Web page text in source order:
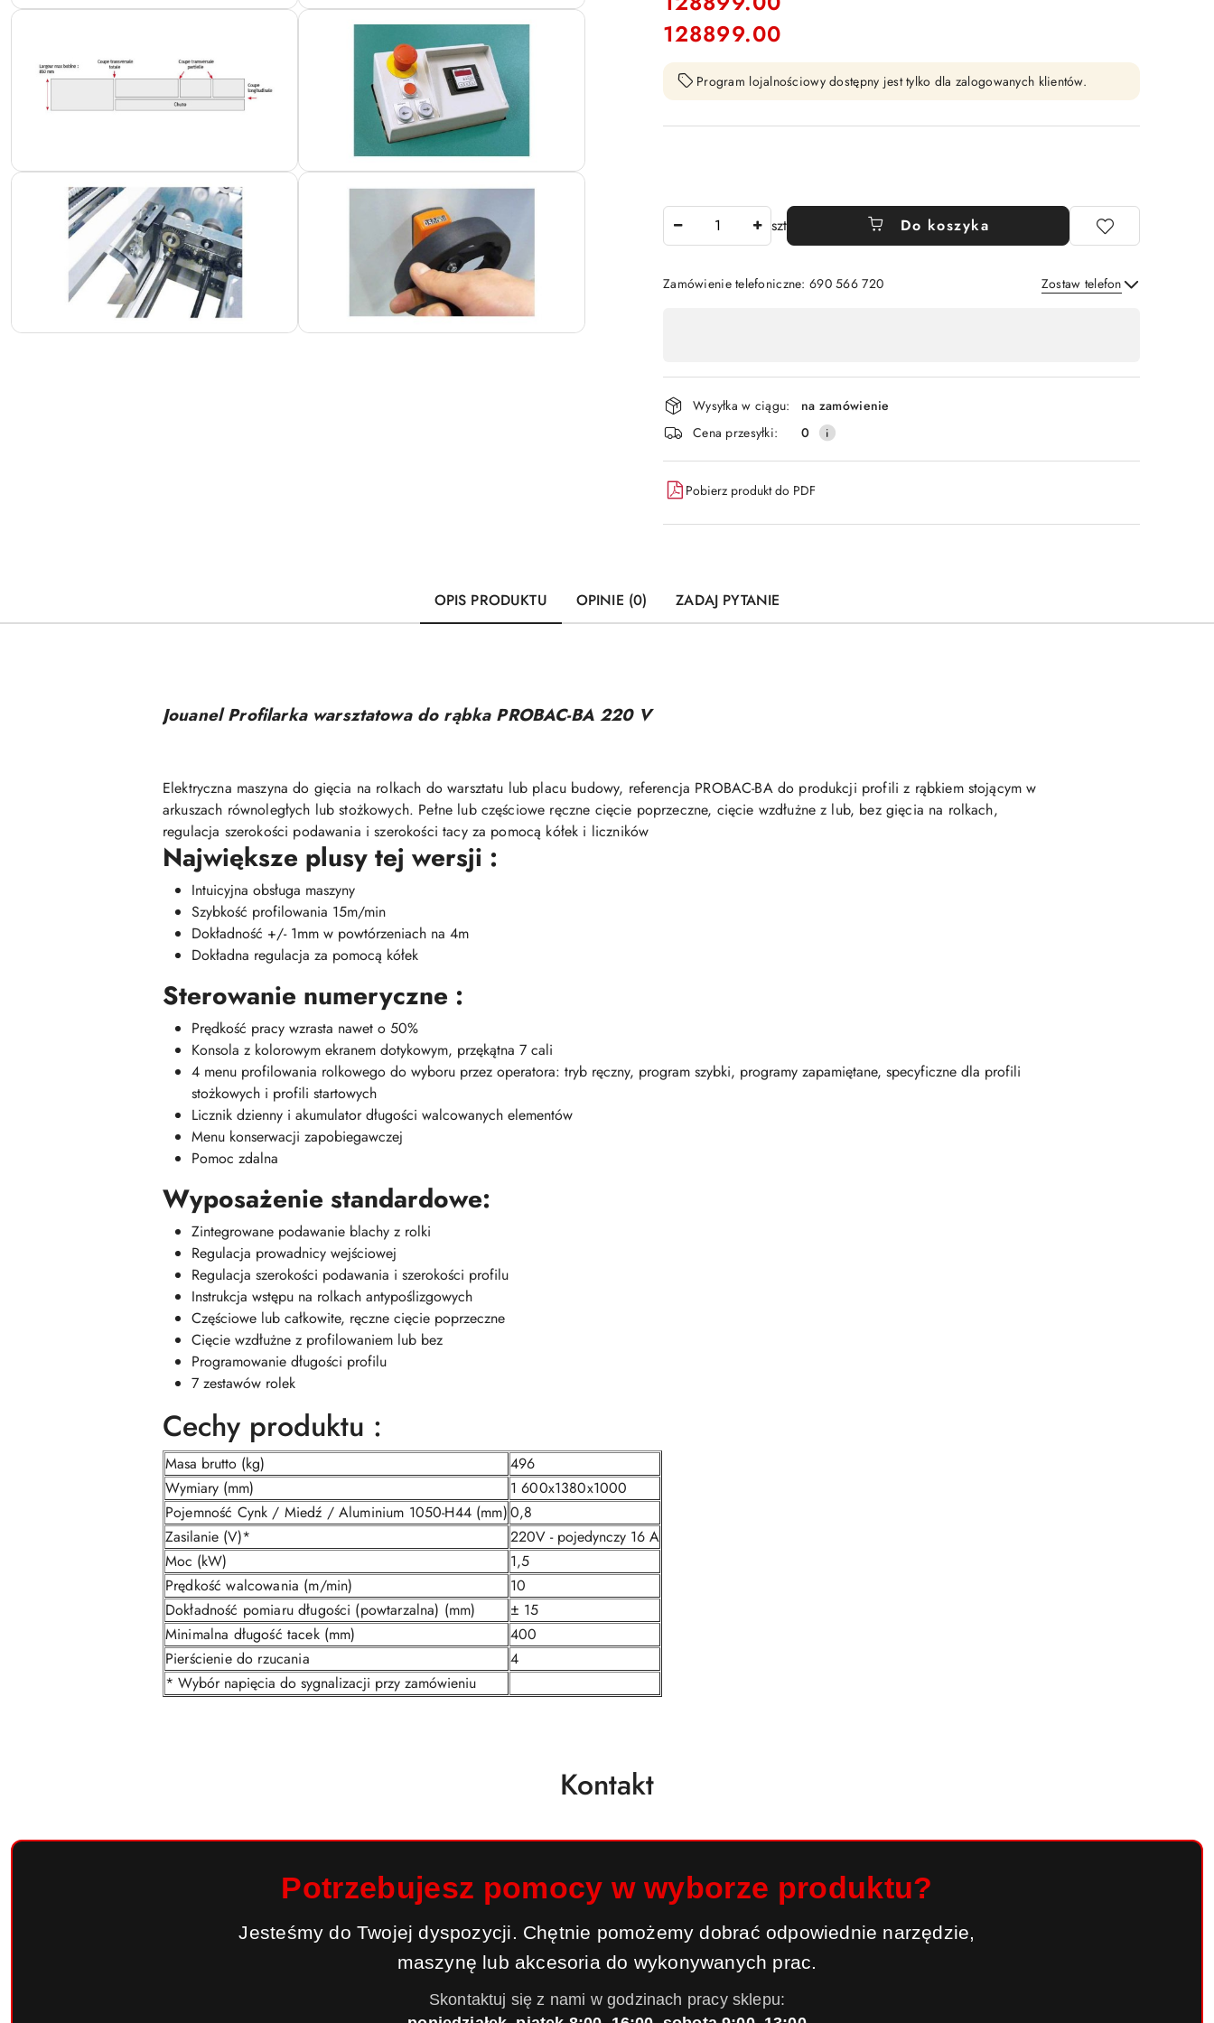
Cena:
128899.00
Program lojalnościowy dostępny jest tylko dla zalogowanych klientów.
szt Do koszyka
Zamówienie telefoniczne: 690 566 720 Zostaw telefon
płatność
i
dostawa
Wysyłka w ciągu:
na zamówienie
Cena przesyłki:
0
Pobierz produkt do PDF
OPIS PRODUKTU OPINIE (0) ZADAJ PYTANIE
Jouanel Profilarka warsztatowa do rąbka PROBAC-BA 220 V
Elektryczna maszyna do gięcia na rolkach do warsztatu lub placu budowy, referencja PROBAC-BA do produkcji profili z rąbkiem stojącym w
arkuszach równoległych lub stożkowych. Pełne lub częściowe ręczne cięcie poprzeczne, cięcie wzdłużne z lub, bez gięcia na rolkach,
regulacja szerokości podawania i szerokości tacy za pomocą kółek i liczników
Największe plusy tej wersji :
Intuicyjna obsługa maszyny
Szybkość profilowania 15m/min
Dokładność +/- 1mm w powtórzeniach na 4m
Dokładna regulacja za pomocą kółek
Sterowanie numeryczne :
Prędkość pracy wzrasta nawet o 50%
Konsola z kolorowym ekranem dotykowym, przękątna 7 cali
4 menu profilowania rolkowego do wyboru przez operatora: tryb ręczny, program szybki, programy zapamiętane, specyficzne dla profili
stożkowych i profili startowych
Licznik dzienny i akumulator długości walcowanych elementów
Menu konserwacji zapobiegawczej
Pomoc zdalna
Wyposażenie standardowe:
Zintegrowane podawanie blachy z rolki
Regulacja prowadnicy wejściowej
Regulacja szerokości podawania i szerokości profilu
Instrukcja wstępu na rolkach antypoślizgowych
Częściowe lub całkowite, ręczne cięcie poprzeczne
Cięcie wzdłużne z profilowaniem lub bez
Programowanie długości profilu
7 zestawów rolek
Cechy produktu :
Masa brutto (kg)
496
Wymiary (mm)
1 600x1380x1000
Pojemność Cynk / Miedź / Aluminium 1050-H44 (mm)0,8
Zasilanie (V)*
220V - pojedynczy 16 A
Moc (kW)
1,5
Prędkość walcowania (m/min)
10
Dokładność pomiaru długości (powtarzalna) (mm)
± 15
Minimalna długość tacek (mm)
400
Pierścienie do rzucania
4
* Wybór napięcia do sygnalizacji przy zamówieniu
Kontakt
Potrzebujesz pomocy w wyborze produktu?
Jesteśmy do Twojej dyspozycji. Chętnie pomożemy dobrać odpowiednie narzędzie,
maszynę lub akcesoria do wykonywanych prac.
Skontaktuj się z nami w godzinach pracy sklepu: